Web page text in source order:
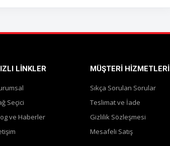
LINKLER
Seçici
ve Haberler
MÜŞTERI HIZMETLERI
Sıkça Sorulan Sorular
Teslimat ve İade
Gizlilik Sözleşmesi
Mesafeli Satış